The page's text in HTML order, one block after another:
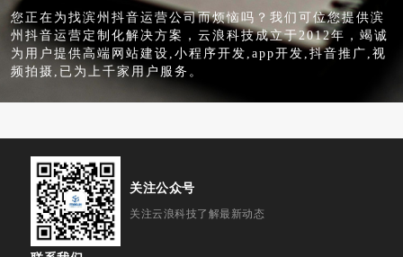
您正在为找滨州抖音运营公司而烦恼吗？我们可位您提供滨
州抖音运营定制化解决方案，云浪科技成立于2012年，竭诚
为用户提供高端网站建设,小程序开发,app开发,抖音推广,视
频拍摄,已为上千家用户服务。
关注公众号
关注云浪科技了解最新动态